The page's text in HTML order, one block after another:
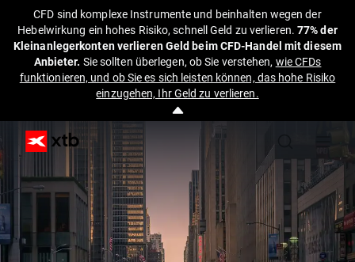
CFD sind komplexe Instrumente und beinhalten wegen der
Hebelwirkung ein hohes Risiko, schnell Geld zu verlieren.77% der
Kleinanlegerkonten verlieren Geld beim CFD-Handel mit diesem
Anbieter. Sie sollten überlegen, ob Sie verstehen, wie CFDs
funktionieren, und ob Sie es sich leisten können, das hohe Risiko
einzugehen, Ihr Geld zu verlieren.